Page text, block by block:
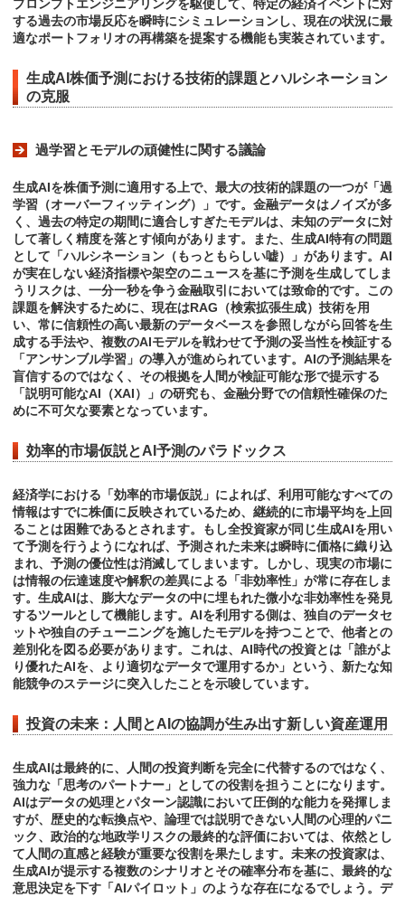
プロンプトエンジニアリングを駆使して、特定の経済イベントに対
する過去の市場反応を瞬時にシミュレーションし、現在の状況に最
適なポートフォリオの再構築を提案する機能も実装されています。
生成AI株価予測における技術的課題とハルシネーション
の克服
過学習とモデルの頑健性に関する議論
生成AIを株価予測に適用する上で、最大の技術的課題の一つが「過
学習（オーバーフィッティング）」です。金融データはノイズが多
く、過去の特定の期間に適合しすぎたモデルは、未知のデータに対
して著しく精度を落とす傾向があります。また、生成AI特有の問題
として「ハルシネーション（もっともらしい嘘）」があります。AI
が実在しない経済指標や架空のニュースを基に予測を生成してしま
うリスクは、一分一秒を争う金融取引においては致命的です。この
課題を解決するために、現在はRAG（検索拡張生成）技術を用
い、常に信頼性の高い最新のデータベースを参照しながら回答を生
成する手法や、複数のAIモデルを戦わせて予測の妥当性を検証する
「アンサンブル学習」の導入が進められています。AIの予測結果を
盲信するのではなく、その根拠を人間が検証可能な形で提示する
「説明可能なAI（XAI）」の研究も、金融分野での信頼性確保のた
めに不可欠な要素となっています。
効率的市場仮説とAI予測のパラドックス
経済学における「効率的市場仮説」によれば、利用可能なすべての
情報はすでに株価に反映されているため、継続的に市場平均を上回
ることは困難であるとされます。もし全投資家が同じ生成AIを用い
て予測を行うようになれば、予測された未来は瞬時に価格に織り込
まれ、予測の優位性は消滅してしまいます。しかし、現実の市場に
は情報の伝達速度や解釈の差異による「非効率性」が常に存在しま
す。生成AIは、膨大なデータの中に埋もれた微小な非効率性を発見
するツールとして機能します。AIを利用する側は、独自のデータセ
ットや独自のチューニングを施したモデルを持つことで、他者との
差別化を図る必要があります。これは、AI時代の投資とは「誰がよ
り優れたAIを、より適切なデータで運用するか」という、新たな知
能競争のステージに突入したことを示唆しています。
投資の未来：人間とAIの協調が生み出す新しい資産運用
生成AIは最終的に、人間の投資判断を完全に代替するのではなく、
強力な「思考のパートナー」としての役割を担うことになります。
AIはデータの処理とパターン認識において圧倒的な能力を発揮しま
すが、歴史的な転換点や、論理では説明できない人間の心理的パニ
ック、政治的な地政学リスクの最終的な評価においては、依然とし
て人間の直感と経験が重要な役割を果たします。未来の投資家は、
生成AIが提示する複数のシナリオとその確率分布を基に、最終的な
意思決定を下す「AIパイロット」のような存在になるでしょう。デ